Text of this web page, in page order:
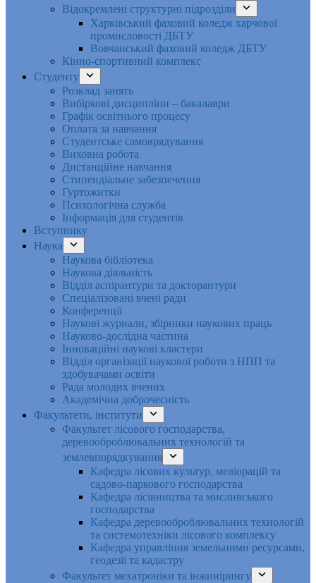
Відокремлені структурні підрозділи
Харківський фаховий коледж харчової
промисловості ДБТУ
Вовчанський фаховий коледж ДБТУ
Кінно-спортивний комплекс
Студенту
Розклад занять
Вибіркові дисципліни – бакалаври
Графік освітнього процесу
Оплата за навчання
Студентське самоврядування
Виховна робота
Дистанційне навчання
Стипендіальне забезпечення
Гуртожитки
Психологічна служба
Інформація для студентів
Вступнику
Наука
Наукова бібліотека
Наукова діяльність
Відділ аспірантури та докторантури
Спеціалізовані вчені ради
Конференції
Наукові журнали, збірники наукових праць
Науково-дослідна частина
Інноваційні наукові кластери
Відділ організації наукової роботи з НПП та
здобувачами освіти
Рада молодих вчених
Академічна доброчесність
Факультети, інститути
Факультет лісового господарства,
деревооброблювальних технологій та
землевпорядкування
Кафедра лісових культур, меліорацій та
садово-паркового господарства
Кафедра лісівництва та мисливського
господарства
Кафедра деревооброблювальних технологій
та системотехніки лісового комплексу
Кафедра управління земельними ресурсами,
геодезії та кадастру
Факультет мехатроніки та інжинірингу